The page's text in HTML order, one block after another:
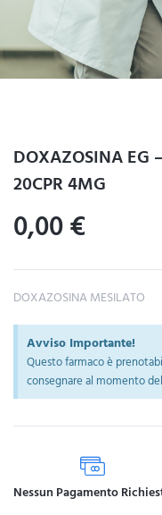
DOXAZOSINA EG
20CPR 4MG
0,00€
DOXAZOSINA MESILATO
Avviso Importante!
Questo farmaco è
consegnare al momento
Nessun Pagamento